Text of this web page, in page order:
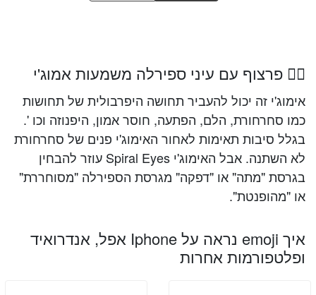
😵‍💫 פרצוף עם עיני ספירלה משמעות אמוג'י
אימוג'י זה יכול להעביר תחושה היפרבולית של תחושות
כמו סחרחורת, הלם, הפתעה, חוסר אמון, היפנוזה וכו '.
בגלל סיבות תאימות לאחור האימוג'י פנים של סחרחורת
לא השתנה. אבל האימוג'י Spiral Eyes עוזר להבחין
בגרסת "מתה" או "דפקה" מגרסת הספירלה "מסוחררת"
או "מהופנטת".
איך emoji נראה על Iphone אפל, אנדרואיד
ופלטפורמות אחרות